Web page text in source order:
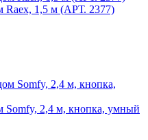
Raex, 1,5 м (АРТ. 2377)
Somfy, 2,4 м, кнопка, умный